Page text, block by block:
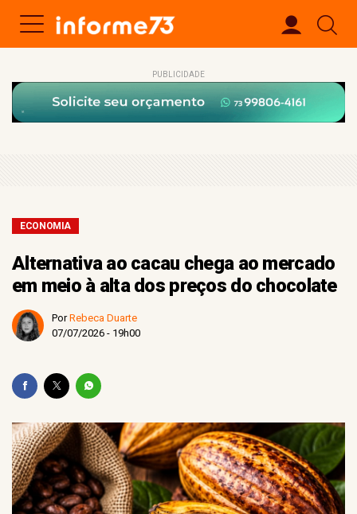
PUBLICIDADE
ECONOMIA
Alternativa ao cacau chega ao mercado
em meio à alta dos preços do chocolate
PorRebeca Duarte
07/07/2026 - 19h00